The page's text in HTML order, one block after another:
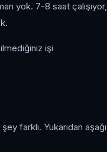
yok. 7-8 saat çalışıyor,
işi
farklı. Yukarıdan aşağı